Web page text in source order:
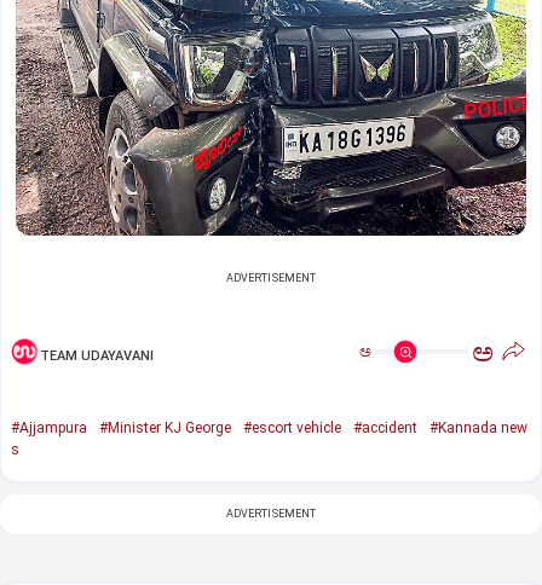
ADVERTISEMENT
TEAM UDAYAVANI ಅ ಅ
#Ajjampura #Minister KJ George #escort vehicle #accident
#Kannada new
s
ADVERTISEMENT